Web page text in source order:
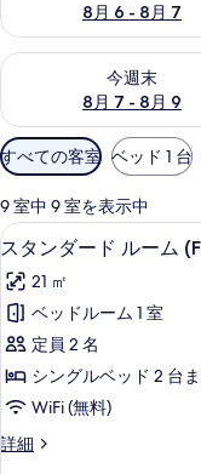
8月 6 - 8月 7
今週末
8月 7 - 8月 9
今週末 8月 7 - 8月 9 の
利
用
可
能
な
客
室
の
り
込
み
すべての客室 ベッド 1 台
9 室中 9 室を表示中
ス
タ
ン
ダ
ー
ド
ー
14
スタンダード ルーム
21 ㎡
ベッドルーム 1 室
定員 2 名
シングルベッド 2 台
WiFi (無料)
詳細
ス